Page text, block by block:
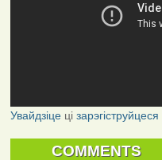
Увайдзіцеці зарэгіструйцеся
COMMENTS